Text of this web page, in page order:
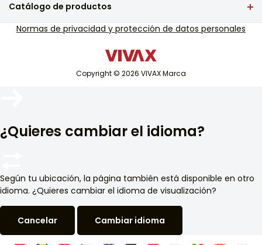
Soporte de servicio de garantía
Soporte de servicio fuera de garantía
Catálogo de productos
televisión y audio
Aire acondicionadoCopyright © 2026 VIVAX Marca
Normas de privacidad y protección de datos personales
¿Quieres cambiar el idioma?
Según tu ubicación, la página también está disponible en otro
idioma. ¿Quieres cambiar el idioma de visualización?
Cancelar Cambiar idioma